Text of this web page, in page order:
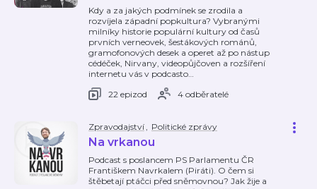
Kdy a za jakých podmínek se zrodila a
rozvíjela západní popkultura? Vybranými
milníky historie populární kultury od časů
prvních verneovek, šestákových románů,
gramofonových desek a operet až po nástup
cédéček, Nirvany, videopůjčoven a rozšíření
internetu vás v podcasto…
22 epizod
4 odběratelé
Zpravodajství, Politické zprávy
Na vrkanou
Podcast s poslancem PS Parlamentu ČR
Františkem Navrkalem (Piráti). O čem si
štěbetají ptáčci před sněmovnou? Jak žije a